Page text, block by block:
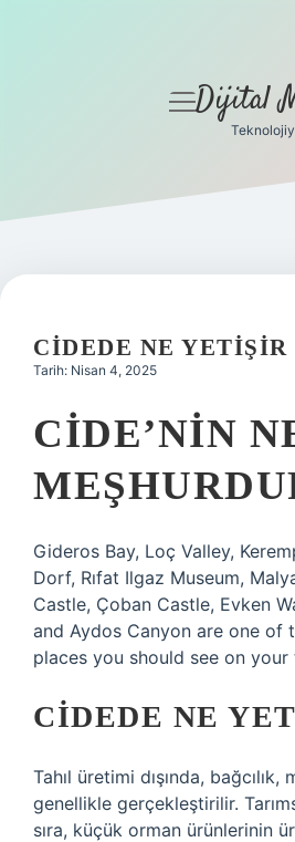
Gizlilik Politikası
Yasal Uyarı
menüyü
Dijital
CIDEDE NE YETIŞIR
Tarih: Nisan 4, 2025
CIDE’NIN
Gideros Bay, Loç Valley,
Dorf, Rıfat Ilgaz Museum,
Castle, Çoban Castle, Evken
and Aydos Canyon are one of
places you should see on
CIDEDE NE
Tahıl üretimi dışında,
genellikle gerçekleştirilir.
sıra, küçük orman ürünlerinin